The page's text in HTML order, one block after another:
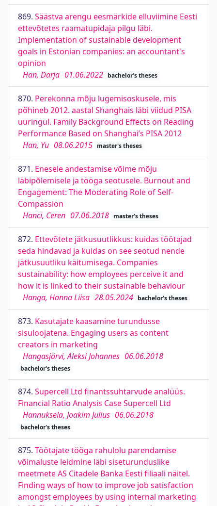
869. Säästva arengu eesmärkide elluviimine Eesti
ettevõtetes raamatupidaja pilgu läbi.
Implementation of sustainable development
goals in Estonian companies: an accountant's
opinion
Han, Darja 01.06.2022 bachelor's theses
870. Perekonna mõju lugemisoskusele, mis
põhineb 2012. aastal Shanghais läbi viidud PISA
uuringul. Family Background Effects on Reading
Performance Based on Shanghai’s PISA 2012
Han, Yu 08.06.2015 master's theses
871. Enesele andestamise võime mõju
läbipõlemisele ja tööga seotusele. Burnout and
Engagement: The Moderating Role of Self-
Compassion
Hanci, Ceren 07.06.2018 master's theses
872. Ettevõtete jätkusuutlikkus: kuidas töötajad
seda hindavad ja kuidas on see seotud nende
jätkusuutliku käitumisega. Companies
sustainability: how employees perceive it and
how it is linked to their sustainable behaviour
Hanga, Hanna Liisa 28.05.2024 bachelor's theses
873. Kasutajate kaasamine turundusse
sisuloojatena. Engaging users as content
creators in marketing
Hangasjärvi, Aleksi Johannes 06.06.2018
bachelor's theses
874. Supercell Ltd finantssuhtarvude analüüs.
Financial Ratio Analysis Case Supercell Ltd
Hannuksela, Joakim Julius 06.06.2018
bachelor's theses
875. Töötajate tööga rahulolu parendamise
võimaluste leidmine läbi siseturunduslike
meetmete AS Citadele Banka Eesti filiaali näitel.
Finding ways of how to improve job satisfaction
amongst employees by using internal marketing